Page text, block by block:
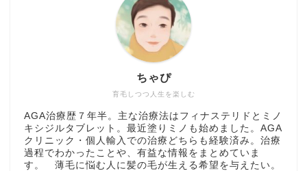
育毛しつつ人生を楽しむ
ちゃぴ
AGA治療歴７年半。主な治療法はフィナステリドとミノ
キシジルタブレット。最近塗りミノも始めました。AGA
クリニック・個人輸入での治療どちらも経験済み。治療
過程でわかったことや、有益な情報をまとめていま
す。 薄毛に悩む人に髪の毛が生える希望を与えたい。